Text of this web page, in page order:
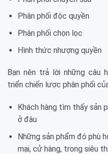
Phân phối độc quyền
Phân phối chọn lọc
Hình thức nhượng quyền
Bạn nên trả lời những câu
triển chiến lược phân phối
Khách hàng tìm thấy sản
ở đâu
Những sản phẩm đó phù
mại, cử hàng, trong siêu